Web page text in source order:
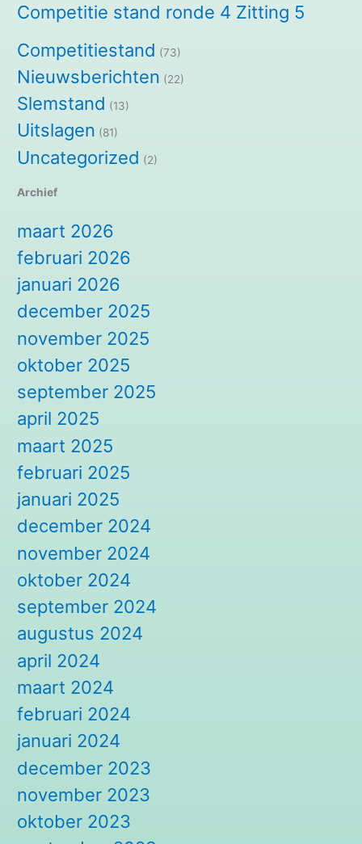
Competitie stand ronde 4 Zitting 5
Competitiestand (73)
Nieuwsberichten (22)
Slemstand (13)
Uitslagen (81)
Uncategorized (2)
Archief
maart 2026
februari 2026
januari 2026
december 2025
november 2025
oktober 2025
september 2025
april 2025
maart 2025
februari 2025
januari 2025
december 2024
november 2024
oktober 2024
september 2024
augustus 2024
april 2024
maart 2024
februari 2024
januari 2024
december 2023
november 2023
oktober 2023